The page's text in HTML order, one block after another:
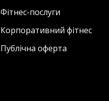
Фітнес-послуги
Корпоративний фітнес
Публічна оферта